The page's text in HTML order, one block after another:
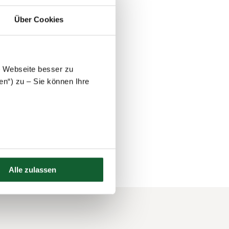
Über Cookies
besser zu
zu – Sie können Ihre
Alle zulassen
mit der
den
und E-Mail. Finden